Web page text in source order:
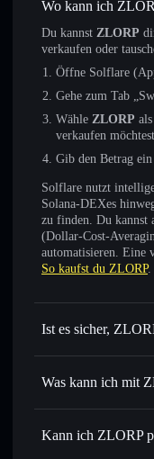
Wo kann ich
Du kannst ZLORP
verkaufen oder
Öffne Solflare
Gehe zum Tab
Wähle ZLORP
verkaufen möchtest
Gib den Betrag
Solflare nutzt
Solana-DEXes
zu finden. Du kannst
(Dollar-Cost-
automatisieren. Eine
So kaufst du ZLORP.
Ist es sicher,
ZLORP
Was kann ich mit
ZLORP
Sofort tauschen–
Kann ich ZLORP